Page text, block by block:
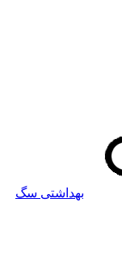
بهداشتی سگ